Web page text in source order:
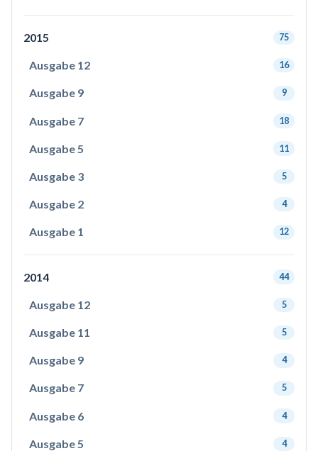
2015 75
Ausgabe 12 16
Ausgabe 9 9
Ausgabe 7 18
Ausgabe 5 11
Ausgabe 3 5
Ausgabe 2 4
Ausgabe 1 12
2014 44
Ausgabe 12 5
Ausgabe 11 5
Ausgabe 9 4
Ausgabe 7 5
Ausgabe 6 4
Ausgabe 5 4